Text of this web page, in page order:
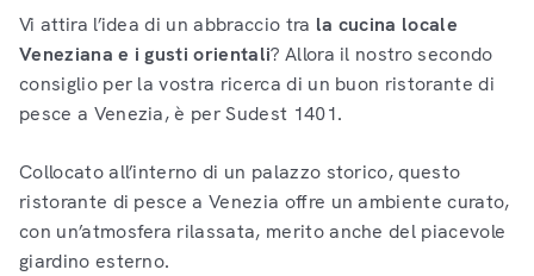
Vi attira l’idea di un abbraccio tra la cucina locale
Veneziana e i gusti orientali? Allora il nostro secondo
consiglio per la vostra ricerca di un buon ristorante di
pesce a Venezia, è per Sudest 1401.
Collocato all’interno di un palazzo storico, questo
ristorante di pesce a Venezia offre un ambiente curato,
con un’atmosfera rilassata, merito anche del piacevole
giardino esterno.